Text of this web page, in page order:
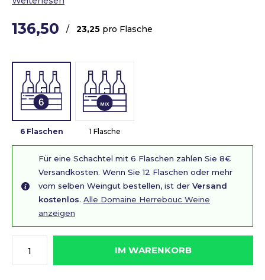
136,50 / 23,25 pro Flasche
6 Flaschen 1 Flasche
Für eine Schachtel mit 6 Flaschen zahlen Sie 8€
Versandkosten. Wenn Sie 12 Flaschen oder mehr
vom selben Weingut bestellen, ist der Versand
kostenlos. Alle Domaine Herrebouc Weine
anzeigen
IM WARENKORB